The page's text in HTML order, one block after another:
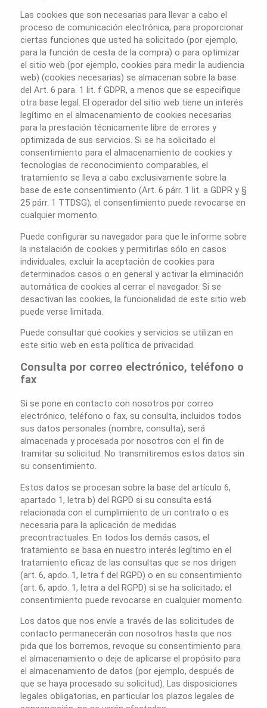
Las cookies que son necesarias para llevar a cabo el
proceso de comunicación electrónica, para proporcionar
ciertas funciones que usted ha solicitado (por ejemplo,
para la función de cesta de la compra) o para optimizar
el sitio web (por ejemplo, cookies para medir la audiencia
web) (cookies necesarias) se almacenan sobre la base
del Art. 6 para. 1 lit. f GDPR, a menos que se especifique
otra base legal. El operador del sitio web tiene un interés
legítimo en el almacenamiento de cookies necesarias
para la prestación técnicamente libre de errores y
optimizada de sus servicios. Si se ha solicitado el
consentimiento para el almacenamiento de cookies y
tecnologías de reconocimiento comparables, el
tratamiento se lleva a cabo exclusivamente sobre la
base de este consentimiento (Art. 6 párr. 1 lit. a GDPR y §
25 párr. 1 TTDSG); el consentimiento puede revocarse en
cualquier momento.
Puede configurar su navegador para que le informe sobre
la instalación de cookies y permitirlas sólo en casos
individuales, excluir la aceptación de cookies para
determinados casos o en general y activar la eliminación
automática de cookies al cerrar el navegador. Si se
desactivan las cookies, la funcionalidad de este sitio web
puede verse limitada.
Puede consultar qué cookies y servicios se utilizan en
este sitio web en esta política de privacidad.
Consulta por correo electrónico, teléfono o
fax
Si se pone en contacto con nosotros por correo
electrónico, teléfono o fax, su consulta, incluidos todos
sus datos personales (nombre, consulta), será
almacenada y procesada por nosotros con el fin de
tramitar su solicitud. No transmitiremos estos datos sin
su consentimiento.
Estos datos se procesan sobre la base del artículo 6,
apartado 1, letra b) del RGPD si su consulta está
relacionada con el cumplimiento de un contrato o es
necesaria para la aplicación de medidas
precontractuales. En todos los demás casos, el
tratamiento se basa en nuestro interés legítimo en el
tratamiento eficaz de las consultas que se nos dirigen
(art. 6, apdo. 1, letra f del RGPD) o en su consentimiento
(art. 6, apdo. 1, letra a del RGPD) si se ha solicitado; el
consentimiento puede revocarse en cualquier momento.
Los datos que nos envíe a través de las solicitudes de
contacto permanecerán con nosotros hasta que nos
pida que los borremos, revoque su consentimiento para
el almacenamiento o deje de aplicarse el propósito para
el almacenamiento de datos (por ejemplo, después de
que se haya procesado su solicitud). Las disposiciones
legales obligatorias, en particular los plazos legales de